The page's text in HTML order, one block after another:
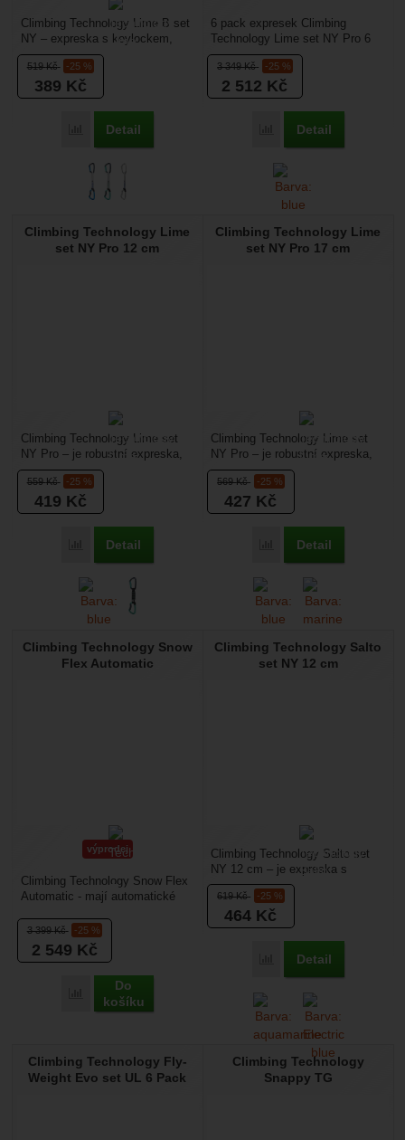
519Kč -25 %
389 Kč
Přidat 'Climbing Technology Lime B set NY 17 cm' k
Detail
Climbing Technology Lime B set
NY – expreska s keylockem,
který usnadní vycvakávání
expresek v převisech....
3 349Kč -25 %
2 512 Kč
Přidat 'Climbing
Detail
6 pack expresek Climbing
Technology Lime set NY Pro 6
ks – jsou robustní expresky,
které budí důvěru...
Climbing Technology Lime
set NY Pro 12 cm
559Kč -25 %
419 Kč
Přidat 'Climbing Technology Lime set NY Pro 12 cm' k
Detail
Climbing Technology Lime set
NY Pro – je robustní expreska,
které budí důvěru v případě
delšího pádu....
Climbing Technology Lime
set NY Pro 17 cm
569Kč -25 %
427 Kč
Přidat 'Climbing
Detail
Climbing Technology Lime set
NY Pro – je robustní expreska,
které budí důvěru v případě
delšího pádu....
Climbing Technology Snow
Flex Automatic
výprodej
3 399Kč -25 %
2 549 Kč
Přidat 'Climbing Technology Snow Flex Automatic' k
Do
košíku
Climbing Technology Snow Flex
Automatic - mají automatické
žlábkem v přední...
Climbing Technology Salto
set NY 12 cm
619Kč -25 %
464 Kč
Přidat 'Climbing
Detail
Climbing Technology Salto set
NY 12 cm – je expreska s
keylockem, který usnadní
vycvakávání expresek...
Climbing Technology Fly-
Weight Evo set UL 6 Pack
Climbing Technology
Snappy TG